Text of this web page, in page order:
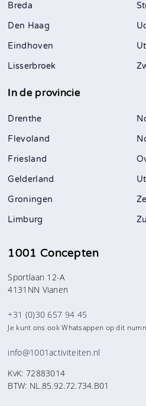
Breda
Den Haag
Eindhoven
Lisserbroek
In de provincie
Drenthe
Flevoland
Friesland
Gelderland
Groningen
Limburg
1001 Concepten
Sportlaan 12-A
4131NN Vianen
+31 (0)30 657 94 45
Je kunt ons ook Whatsappen op dit
info@1001activiteiten.nl
KvK: 72883014
BTW: NL.85.92.72.734.B01